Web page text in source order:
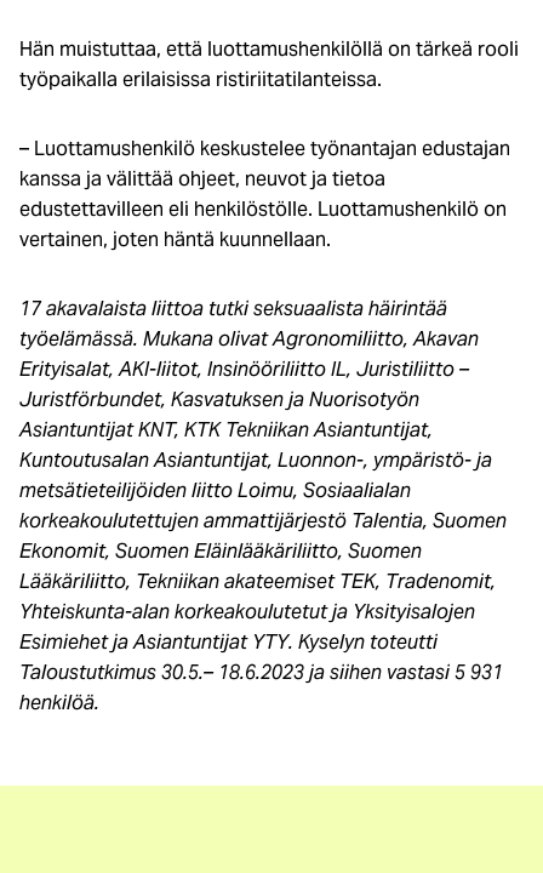
Hän muistuttaa, että luottamushenkilöllä on tärkeä rooli
työpaikalla erilaisissa ristiriitatilanteissa.
– Luottamushenkilö keskustelee työnantajan edustajan
kanssa ja välittää ohjeet, neuvot ja tietoa
edustettavilleen eli henkilöstölle. Luottamushenkilö on
vertainen, joten häntä kuunnellaan.
17 akavalaista liittoa tutki seksuaalista häirintää
työelämässä. Mukana olivat Agronomiliitto, Akavan
Erityisalat, AKI-liitot, Insinööriliitto IL, Juristiliitto –
Juristförbundet, Kasvatuksen ja Nuorisotyön
Asiantuntijat KNT, KTK Tekniikan Asiantuntijat,
Kuntoutusalan Asiantuntijat, Luonnon-, ympäristö- ja
metsätieteilijöiden liitto Loimu, Sosiaalialan
korkeakoulutettujen ammattijärjestö Talentia, Suomen
Ekonomit, Suomen Eläinlääkäriliitto, Suomen
Lääkäriliitto, Tekniikan akateemiset TEK, Tradenomit,
Yhteiskunta-alan korkeakoulutetut ja Yksityisalojen
Esimiehet ja Asiantuntijat YTY. Kyselyn toteutti
Taloustutkimus 30.5.– 18.6.2023 ja siihen vastasi 5 931
henkilöä.